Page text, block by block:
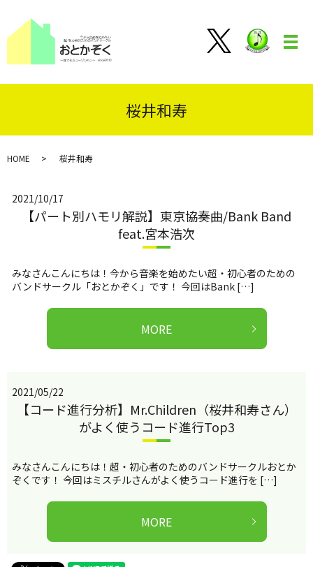
メ
桜井和寿
HOME 桜井和寿
2021/10/17
【パート別ハモリ解説】東京協奏曲/Bank Band
feat.宮本浩次
みなさんこんにちは！今から音楽を始めたい超・初心者のための
バンドサークル「おとかぞく」です！ 今回はBank […]
MORE
2021/05/22
【コード進行分析】Mr.Children（桜井和寿さん）
がよく使うコード進行Top3
みなさんこんにちは！超・初心者のためのバンドサークルおとか
ぞくです！ 今回はミスチルさんがよく使うコード進行を […]
MORE